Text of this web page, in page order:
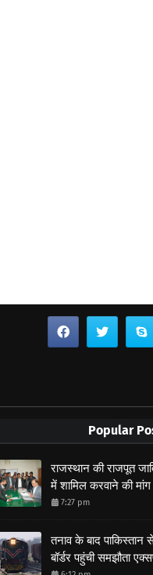
Popular
राजस्थान की राजपूत
में शामिल करवाने की मांग
7:27 pm
तनाव के बाद पाकिस्तान
बॉर्डर पहुंची समझौता